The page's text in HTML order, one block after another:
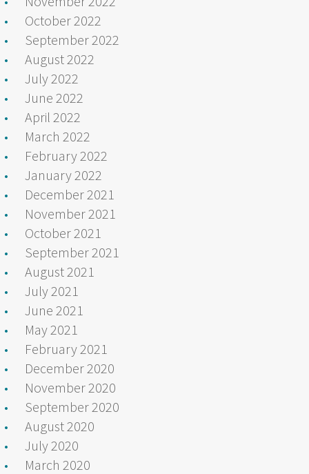
October 2022
September 2022
August 2022
July 2022
June 2022
April 2022
March 2022
February 2022
January 2022
December 2021
November 2021
October 2021
September 2021
August 2021
July 2021
June 2021
May 2021
February 2021
December 2020
November 2020
September 2020
August 2020
July 2020
March 2020